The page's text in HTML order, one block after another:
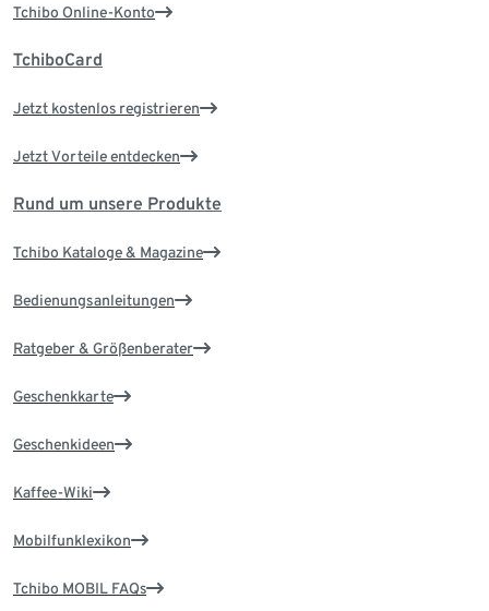
Tchibo Online-Konto
TchiboCard
Jetzt kostenlos registrieren
Jetzt Vorteile entdecken
Rund um unsere Produkte
Tchibo Kataloge & Magazine
Bedienungsanleitungen
Ratgeber & Größenberater
Geschenkkarte
Geschenkideen
Kaffee-Wiki
Mobilfunklexikon
Tchibo MOBIL FAQs